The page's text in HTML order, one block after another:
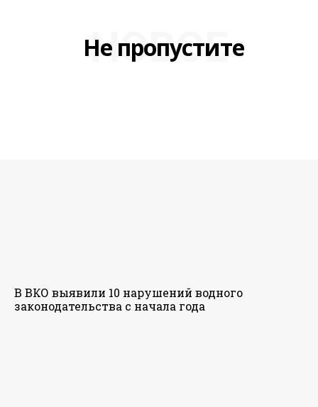
Не пропустите
НОВОЕ
В ВКО выявили 10 нарушений водного
законодательства с начала года